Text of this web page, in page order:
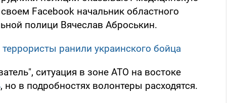
Facebook начальник областного
полици Вячеслав Аброськин.
ранили украинского бойца
ситуация в зоне АТО на востоке
, но в подробностях волонтеры расходятся.